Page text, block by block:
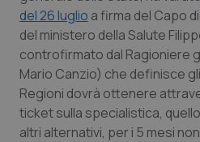
Molise
Piemonte
Provincia Autonoma
Epatiti
HIV
Infezioni & Febbre
del 26 luglio a firma del Capo
del ministero della Salute
controfirmato dal Ragioniere
Mario Canzio) che definisce
Regioni dovrà ottenere
ticket sulla specialistica,
altri alternativi, per i 5 mesi